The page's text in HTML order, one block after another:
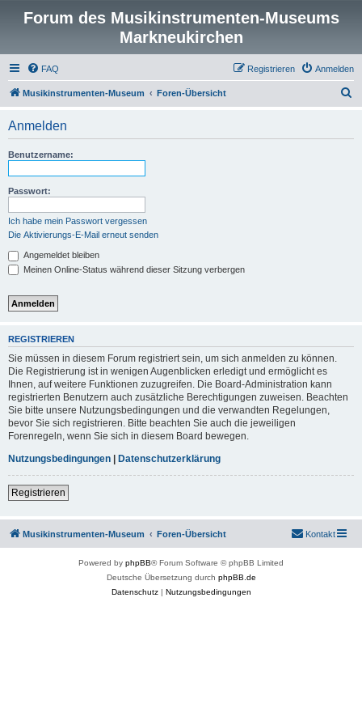
Forum des Musikinstrumenten-Museums
Markneukirchen
FAQ Anmelden
Registrieren
Musikinstrumenten-Museum Foren-Übersicht
Anmelden
Benutzername:
Passwort:
Ich habe mein Passwort vergessen
Die Aktivierungs-E-Mail erneut senden
Angemeldet bleiben
Meinen Online-Status während dieser Sitzung verbergen
REGISTRIEREN
Sie müssen in diesem Forum registriert sein, um sich anmelden zu können.
Die Registrierung ist in wenigen Augenblicken erledigt und ermöglicht es
Ihnen, auf weitere Funktionen zuzugreifen. Die Board-Administration kann
registrierten Benutzern auch zusätzliche Berechtigungen zuweisen. Beachten
Sie bitte unsere Nutzungsbedingungen und die verwandten Regelungen,
bevor Sie sich registrieren. Bitte beachten Sie auch die jeweiligen
Forenregeln, wenn Sie sich in diesem Board bewegen.
Nutzungsbedingungen | Datenschutzerklärung
Registrieren
Musikinstrumenten-Museum Foren-Übersicht Kontakt
Powered by phpBB® Forum Software © phpBB Limited
Deutsche Übersetzung durch phpBB.de
Datenschutz| Nutzungsbedingungen